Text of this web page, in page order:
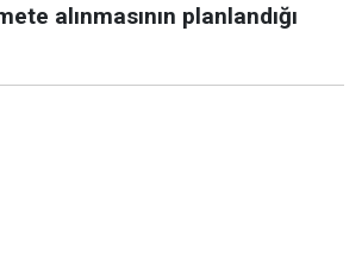
alınmasının planlandığı